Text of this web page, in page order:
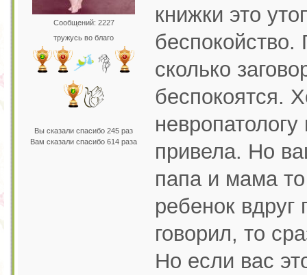
Сообщений: 2227
тружусь во благо
Вы сказали спасибо 245 раз
Вам сказали спасибо 614 раза
книжки это
беспокойство.
сколько
беспокоятся.
привела. Но
папа и мама
ребенок вдруг
говорил, то
Но если вас